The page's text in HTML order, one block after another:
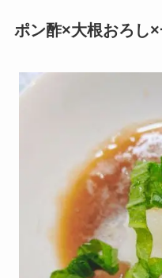
ポン酢×大根おろし